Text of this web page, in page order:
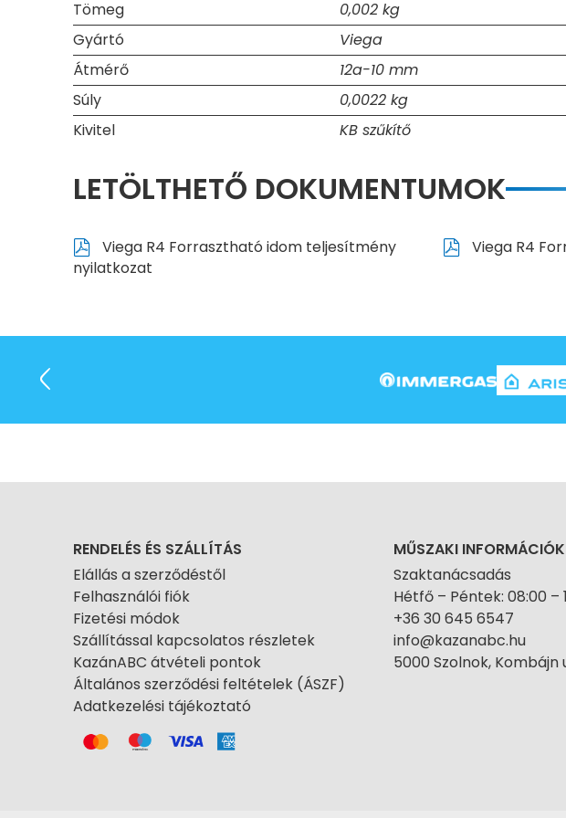
Tömeg
0,002 kg
Gyártó
Viega
Átmérő
12a-10 mm
Súly
0,0022 kg
Kivitel
KB szűkítő
LETÖLTHETŐ DOKUMENTUMOK
Viega R4 Forrasztható idom teljesítmény
nyilatkozat
Viega R4
RENDELÉS ÉS SZÁLLÍTÁS
Elállás a szerződéstől
Felhasználói fiók
Fizetési módok
Szállítással kapcsolatos részletek
KazánABC átvételi pontok
Általános szerződési feltételek (ÁSZF)
Adatkezelési tájékoztató
MŰSZAKI INFORMÁCIÓK
Szaktanácsadás
Hétfő – Péntek: 08:00 –
+36 30 645 6547
info@kazanabc.hu
5000 Szolnok, Kombájn